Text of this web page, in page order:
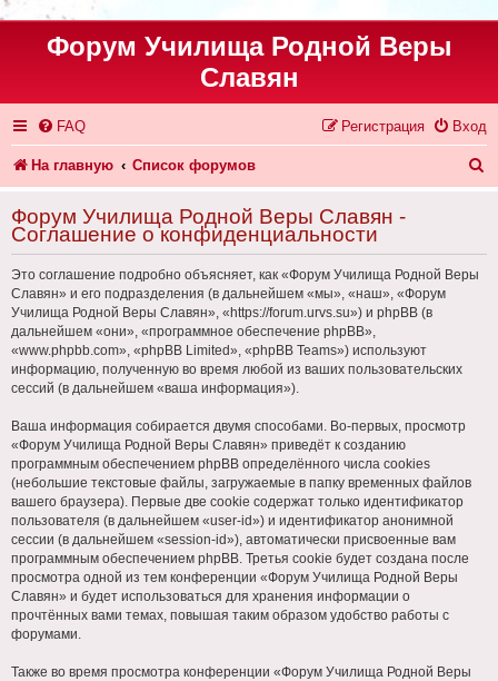
Форум Училища Родной Веры
Славян
FAQ Вход
Регистрация
На главную Список форумов
Форум Училища Родной Веры Славян -
Соглашение о конфиденциальности
Это соглашение подробно объясняет, как «Форум Училища Родной Веры
Славян» и его подразделения (в дальнейшем «мы», «наш», «Форум
Училища Родной Веры Славян», «https://forum.urvs.su») и phpBB (в
дальнейшем «они», «программное обеспечение phpBB»,
«www.phpbb.com», «phpBB Limited», «phpBB Teams») используют
информацию, полученную во время любой из ваших пользовательских
сессий (в дальнейшем «ваша информация»).
Ваша информация собирается двумя способами. Во-первых, просмотр
«Форум Училища Родной Веры Славян» приведёт к созданию
программным обеспечением phpBB определённого числа cookies
(небольшие текстовые файлы, загружаемые в папку временных файлов
вашего браузера). Первые две cookie содержат только идентификатор
пользователя (в дальнейшем «user-id») и идентификатор анонимной
сессии (в дальнейшем «session-id»), автоматически присвоенные вам
программным обеспечением phpBB. Третья cookie будет создана после
просмотра одной из тем конференции «Форум Училища Родной Веры
Славян» и будет использоваться для хранения информации о
прочтённых вами темах, повышая таким образом удобство работы с
форумами.
Также во время просмотра конференции «Форум Училища Родной Веры